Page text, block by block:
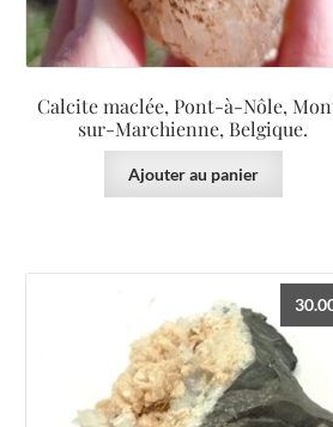
Calcite maclée, Pont-à-Nôle,
sur-Marchienne, Belgique.
Ajouter au panier